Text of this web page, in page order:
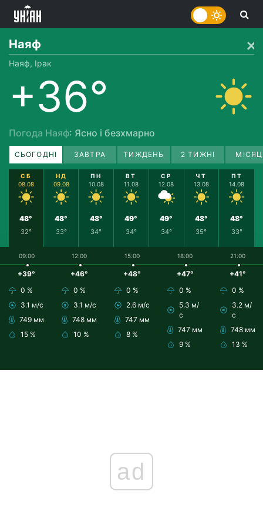
Наяф
Наяф, Ірак
+36°
Погода Наяф: Ясно і безхмарно
СЬОГОДНІ ЗАВТРА ТИЖДЕНЬ 2 ТИЖНІ
СБ
08.08
48°
32°
НД
09.08
48°
33°
ПН
10.08
48°
34°
ВТ
11.08
49°
34°
СР
12.08
49°
34°
ЧТ
13.08
48°
35°
ПТ
14.08
48°
33°
09:00
+39°
0 %
3.1 м/с
749 мм
15 %
12:00
+46°
0 %
3.1 м/с
748 мм
10 %
15:00
+48°
0 %
2.6 м/с
747 мм
8 %
18:00
+47°
0 %
5.3 м/
с
747 мм
9 %
21:00
+41°
0 %
3.2 м/
с
748 мм
13 %
ad